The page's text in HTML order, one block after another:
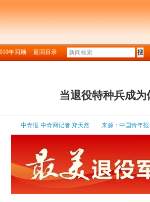
年回顾 返回目录
当退役特种兵成为
中青报·中青网记者 郑天然 来源：中国青年报